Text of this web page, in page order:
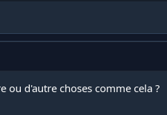
ou d'autre choses comme cela ?​